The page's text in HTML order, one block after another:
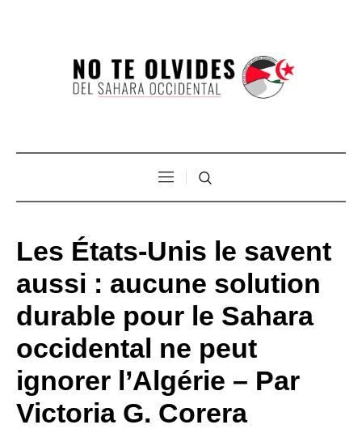
Les États-Unis le savent
aussi : aucune solution
durable pour le Sahara
occidental ne peut
ignorer l’Algérie – Par
Victoria G. Corera